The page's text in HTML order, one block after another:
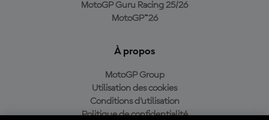
MotoGP Guru Racing 25/26
MotoGP™26
À propos
MotoGP Group
Utilisation des cookies
Conditions d'utilisation
Politique de confidentialité